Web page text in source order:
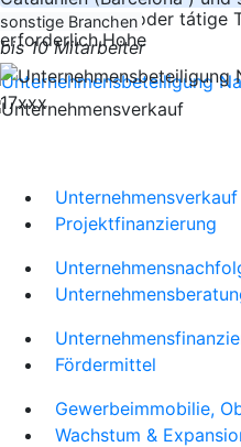
Expanison stille oder tátige
erforderlich.Hohe
sonstige Branchen
bis 10 Mitarbeiter
17xxx
Unternehmensverkauf
Projektfinanzierung
Fördermittel
Gewerbeimmobilie,
Wachstum &